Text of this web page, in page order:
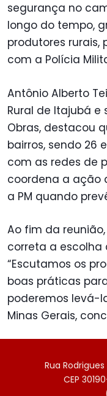
segurança no
longo do tempo,
produtores rurais,
com a Polícia
Antônio Alberto
Rural de Itajubá
Obras, destacou
bairros, sendo 26
com as redes de
coordena a ação
a PM quando
Ao fim da
correta a escolha
“Escutamos os
boas práticas
poderemos levá-
Minas Gerais,
Rua
CEP